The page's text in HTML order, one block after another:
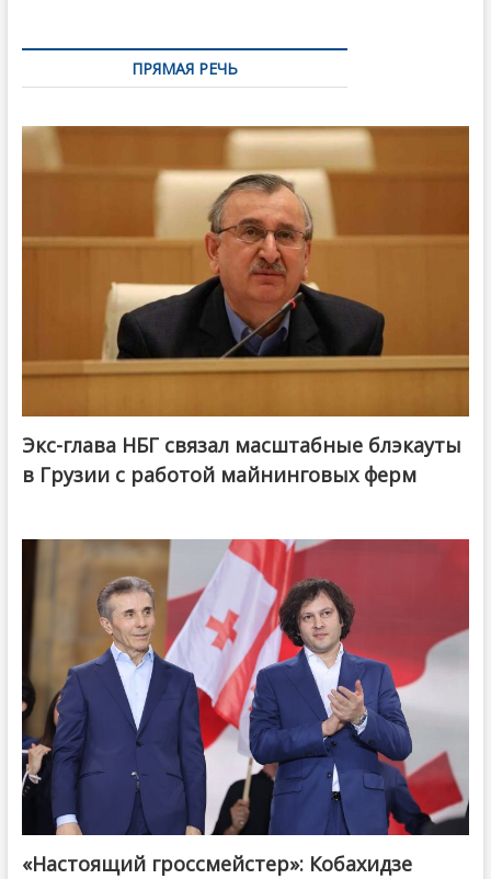
ПРЯМАЯ РЕЧЬ
Экс-глава НБГ связал масштабные блэкауты
в Грузии с работой майнинговых ферм
@ქართული ოცნება / Georgian Dream
«Настоящий гроссмейстер»: Кобахидзе